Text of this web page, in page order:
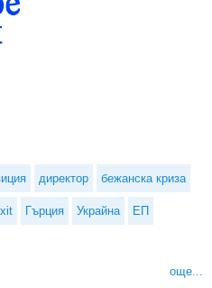
директор бежанска криза
Гърция Украйна ЕП
още...